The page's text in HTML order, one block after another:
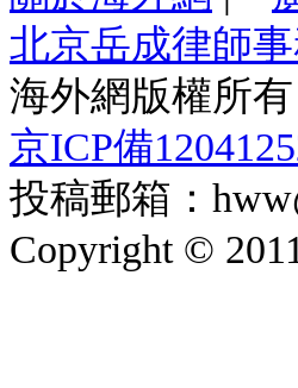
北京岳成律師
海外網版權所
京ICP備
投稿郵箱：
Copyright ©